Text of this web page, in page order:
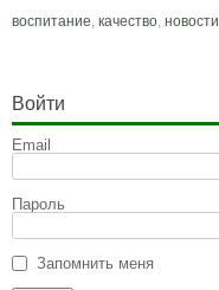
воспитание, качество, новости
Войти
Email
Пароль
Запомнить меня